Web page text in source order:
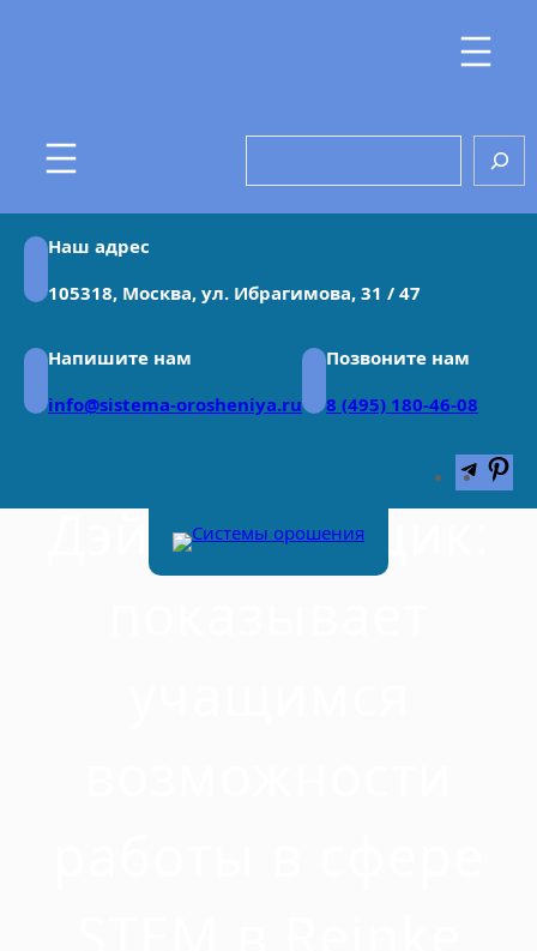
Наш адрес
105318, Москва, ул. Ибрагимова, 31 / 47
Напишите нам
info@sistema-orosheniya.ru
Позвоните нам
8 (495) 180-46-08
Дэйв Старощик: